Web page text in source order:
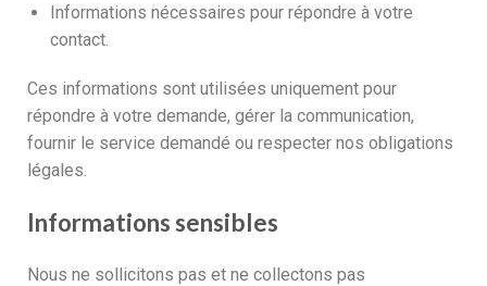
Informations nécessaires pour répondre à votre
contact.
Ces informations sont utilisées uniquement pour
répondre à votre demande, gérer la communication,
fournir le service demandé ou respecter nos obligations
légales.
Informations sensibles
Nous ne sollicitons pas et ne collectons pas